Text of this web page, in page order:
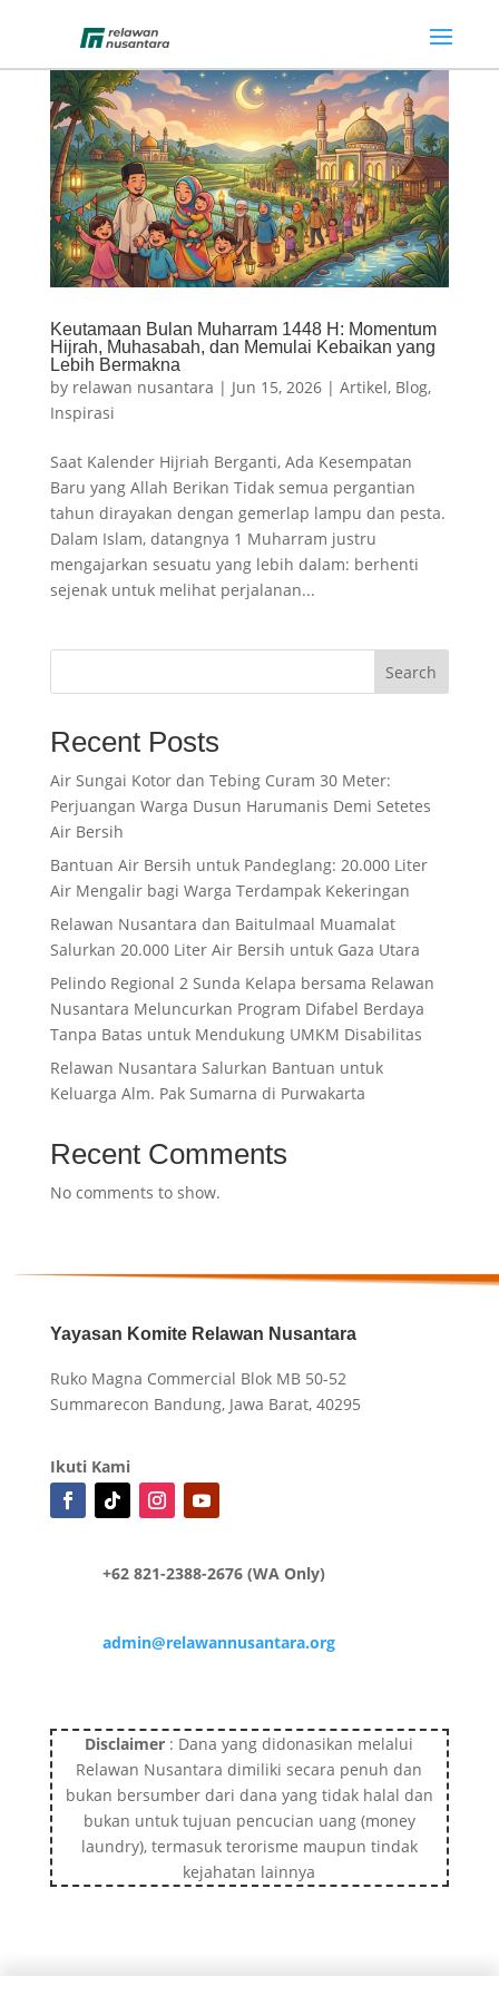
Keutamaan Bulan Muharram 1448 H: Momentum
Hijrah, Muhasabah, dan Memulai Kebaikan yang
Lebih Bermakna
by relawan nusantara | Jun 15, 2026| Artikel, Blog,
Inspirasi
Saat Kalender Hijriah Berganti, Ada Kesempatan
Baru yang Allah Berikan Tidak semua pergantian
tahun dirayakan dengan gemerlap lampu dan pesta.
Dalam Islam, datangnya 1 Muharram justru
mengajarkan sesuatu yang lebih dalam: berhenti
sejenak untuk melihat perjalanan...
Search
Recent Posts
Air Sungai Kotor dan Tebing Curam 30 Meter:
Perjuangan Warga Dusun Harumanis Demi Setetes
Air Bersih
Bantuan Air Bersih untuk Pandeglang: 20.000 Liter
Air Mengalir bagi Warga Terdampak Kekeringan
Relawan Nusantara dan Baitulmaal Muamalat
Salurkan 20.000 Liter Air Bersih untuk Gaza Utara
Pelindo Regional 2 Sunda Kelapa bersama Relawan
Nusantara Meluncurkan Program Difabel Berdaya
Tanpa Batas untuk Mendukung UMKM Disabilitas
Relawan Nusantara Salurkan Bantuan untuk
Keluarga Alm. Pak Sumarna di Purwakarta
Recent Comments
No comments to show.
Yayasan Komite Relawan Nusantara
Ruko Magna Commercial Blok MB 50-52
Summarecon Bandung, Jawa Barat, 40295
Ikuti Kami
+62 821-2388-2676 (WA Only)
admin@relawannusantara.org
Disclaimer : Dana yang didonasikan melalui
Relawan Nusantara dimiliki secara penuh dan
bukan bersumber dari dana yang tidak halal dan
bukan untuk tujuan pencucian uang (money
laundry), termasuk terorisme maupun tindak
kejahatan lainnya